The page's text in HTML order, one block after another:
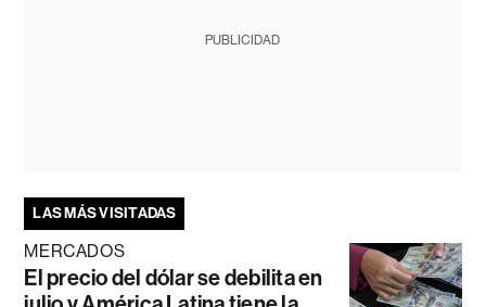
PUBLICIDAD
LAS MÁS VISITADAS
MERCADOS
El precio del dólar se debilita en